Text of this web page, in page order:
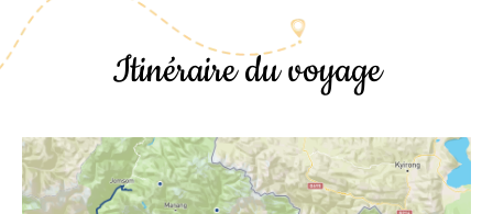
Itinéraire du voyage